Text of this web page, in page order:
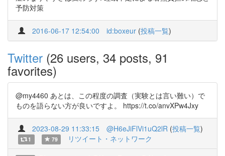
予防対策
2016-06-17 12:54:00 id:boxeur (投稿一覧)
Twitter (26 users, 34 posts, 91
favorites)
@my4460 あとは、この程度の調査（実験とは言い難い）で
ものを語らない方が良いですよ。 https://t.co/anvXPw4Jxy
2023-08-29 11:33:15 @H6eJiFlVi1uQ2lR (投稿一覧)
1 79 リツイート・ネットワーク